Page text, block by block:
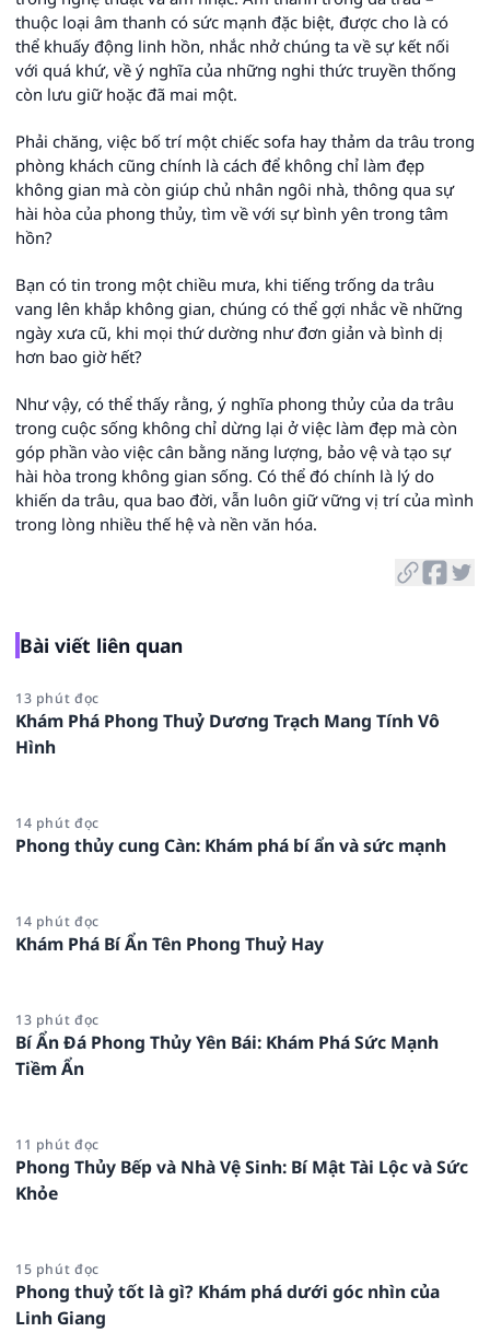
thuộc loại âm thanh có sức mạnh đặc biệt, được cho là có
thể khuấy động linh hồn, nhắc nhở chúng ta về sự kết nối
với quá khứ, về ý nghĩa của những nghi thức truyền thống
còn lưu giữ hoặc đã mai một.
Phải chăng, việc bố trí một chiếc sofa hay thảm da trâu trong
phòng khách cũng chính là cách để không chỉ làm đẹp
không gian mà còn giúp chủ nhân ngôi nhà, thông qua sự
hài hòa của phong thủy, tìm về với sự bình yên trong tâm
hồn?
Bạn có tin trong một chiều mưa, khi tiếng trống da trâu
vang lên khắp không gian, chúng có thể gợi nhắc về những
ngày xưa cũ, khi mọi thứ dường như đơn giản và bình dị
hơn bao giờ hết?
Như vậy, có thể thấy rằng, ý nghĩa phong thủy của da trâu
trong cuộc sống không chỉ dừng lại ở việc làm đẹp mà còn
góp phần vào việc cân bằng năng lượng, bảo vệ và tạo sự
hài hòa trong không gian sống. Có thể đó chính là lý do
khiến da trâu, qua bao đời, vẫn luôn giữ vững vị trí của mình
trong lòng nhiều thế hệ và nền văn hóa.
Bài viết liên quan
13 phút đọc
Khám Phá Phong Thuỷ Dương Trạch Mang Tính Vô
Hình
14 phút đọc
Phong thủy cung Càn: Khám phá bí ẩn và sức mạnh
14 phút đọc
Khám Phá Bí Ẩn Tên Phong Thuỷ Hay
13 phút đọc
Bí Ẩn Đá Phong Thủy Yên Bái: Khám Phá Sức Mạnh
Tiềm Ẩn
11 phút đọc
Phong Thủy Bếp và Nhà Vệ Sinh: Bí Mật Tài Lộc và Sức
Khỏe
15 phút đọc
Phong thuỷ tốt là gì? Khám phá dưới góc nhìn của
Linh Giang